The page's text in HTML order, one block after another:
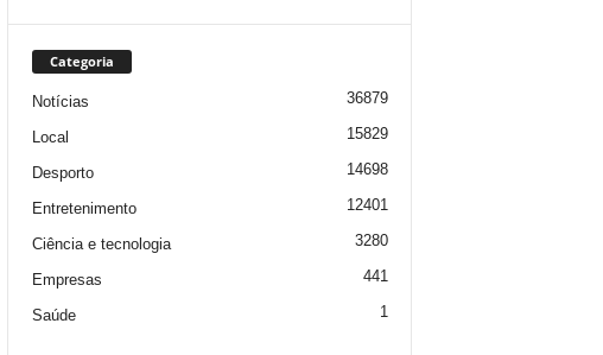
Categoria
Notícias 36879
Local 15829
Desporto 14698
Entretenimento 12401
Ciência e tecnologia 3280
Empresas 441
Saúde 1